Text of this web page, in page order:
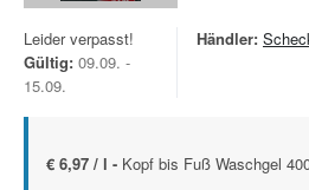
Leider verpasst!
Gültig: 09.09. -
15.09.
Händler:
€ 6,97 / l - Kopf bis Fuß Waschgel